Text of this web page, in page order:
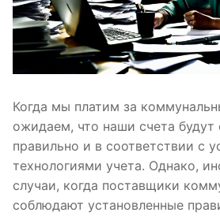
Когда мы платим за
ожидаем, что наши счета будут
правильно и в соответствии с
технологиями учета. Однако,
случаи, когда поставщики
соблюдают установленные